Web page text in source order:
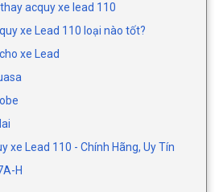
acquy xe lead 110
xe Lead 110 loại nào tốt?
xe Lead
xe Lead 110 - Chính Hãng, Uy Tín
H